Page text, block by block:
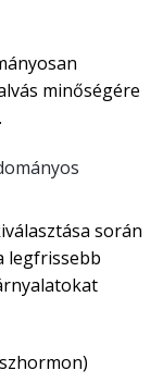
minőségére
során
legfrissebb